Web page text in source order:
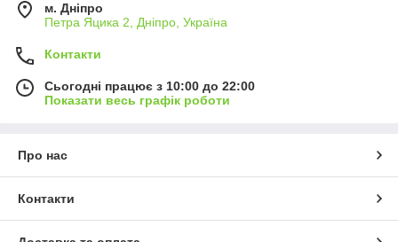
м. Дніпро
Петра Яцика 2, Дніпро, Україна
Контакти
Сьогодні працює з 10:00 до 22:00
Показати весь графік роботи
Про нас
Контакти